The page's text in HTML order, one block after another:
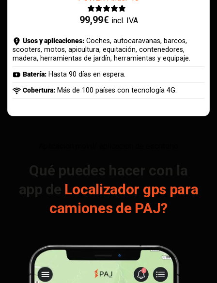
99,99€ incl. IVA
Usos y aplicaciones:Coches, autocaravanas, barcos,
scooters, motos, apicultura, equitación, contenedores,
madera, herramientas de jardín, herramientas y equipaje.
Batería:Hasta 90 días en espera.
Cobertura:Más de 100 países con tecnología 4G.
Qué puedes hacer con la
app de Localizador gps para
camiones de PAJ?